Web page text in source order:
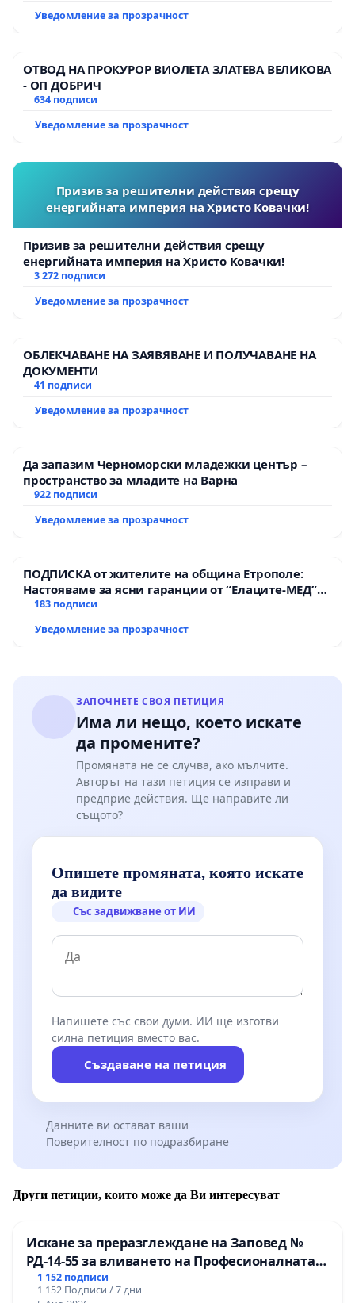
Уведомление за прозрачност
ОТВОД НА ПРОКУРОР ВИОЛЕТА ЗЛАТЕВА ВЕЛИКОВА
- ОП ДОБРИЧ
634 подписи
Уведомление за прозрачност
Призив за решителни действия срещу
енергийната империя на Христо Ковачки!
Призив за решителни действия срещу
енергийната империя на Христо Ковачки!
3 272 подписи
Уведомление за прозрачност
ОБЛЕКЧАВАНЕ НА ЗАЯВЯВАНЕ И ПОЛУЧАВАНЕ НА
ДОКУМЕНТИ
41 подписи
Уведомление за прозрачност
Да запазим Черноморски младежки център –
пространство за младите на Варна
922 подписи
Уведомление за прозрачност
ПОДПИСКА от жителите на община Етрополе:
Настояваме за ясни гаранции от “Елаците-МЕД”
АД и от държавата, че ще се изпълнят всички
183 подписи
Уведомление за прозрачност
ЗАПОЧНЕТЕ СВОЯ ПЕТИЦИЯ
Има ли нещо, което искате
да промените?
Промяната не се случва, ако мълчите.
Авторът на тази петиция се изправи и
предприе действия. Ще направите ли
същото?
Опишете промяната, която искате
да видите
Със задвижване от ИИ
Напишете със свои думи. ИИ ще изготви
силна петиция вместо вас.
Създаване на петиция
Данните ви остават ваши
Поверителност по подразбиране
Други петиции, които може да Ви интересуват
Искане за преразглеждане на Заповед №
РД-14-55 за вливането на Професионалната
гимназия по промишлени технологии в
Професионалната гимназия по икономика и
1 152 подписи
1 152 Подписи / 7 дни